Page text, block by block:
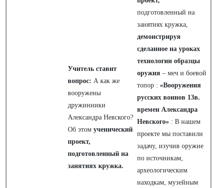
Учитель ставит
вопрос: А как же
вооружены
дружинники
Александра Невского?
Об этом ученический
проект,
подготовленный на
занятиях кружка.
подготовленный на
занятиях кружка,
демонстрируя
сделанное на уроках
технологии образцы
оружия – меч и боевой
топор : «Вооружения
русских воинов 13в.
времен Александра
Невского» : В нашем
проекте мы поставили
задачу, изучив оружие
по источникам,
археологическим
находкам, музейным